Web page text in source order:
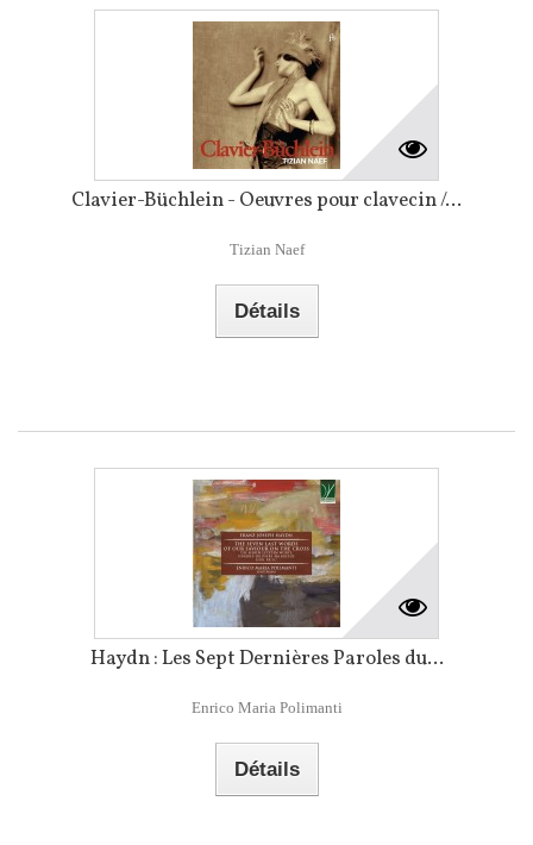
Clavier-Büchlein - Oeuvres pour clavecin /...
Tizian Naef
Détails
Haydn : Les Sept Dernières Paroles du...
Enrico Maria Polimanti
Détails